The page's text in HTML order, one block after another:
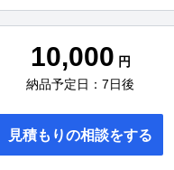
10,000 円
納品予定日：7日後
見積もりの相談をする